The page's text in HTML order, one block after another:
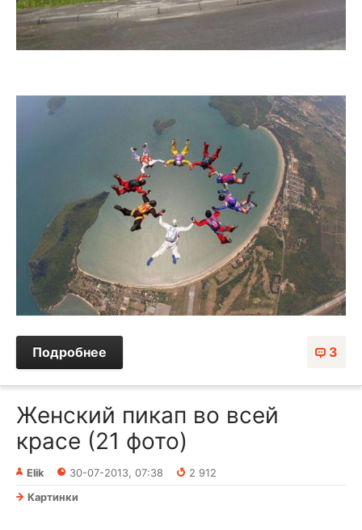
3
Подробнее
Женский пикап во всей
красе (21 фото)
Elik 30-07-2013, 07:38
2 912
Картинки